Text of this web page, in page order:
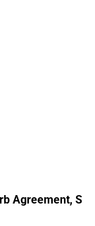
Agreement, S